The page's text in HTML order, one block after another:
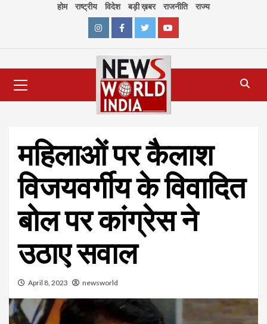
होम राष्ट्रीय विदेश बड़ी ख़बर राजनीति राज्य
InstagramFacebookTwitterYoutube
Menu
महिलाओं पर कैलाश
विजयवर्गीय के विवादित
बोल पर कांग्रेस ने
उठाए सवाल
April 8, 2023 newsworld